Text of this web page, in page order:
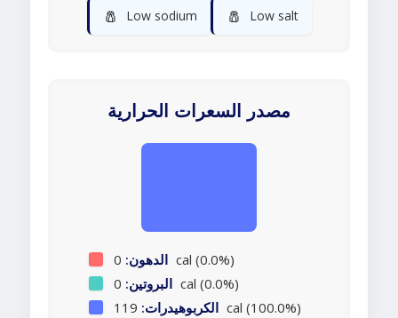
🧂 Low sodium 🧂 Low salt
مصدر السعرات الحرارية
الدهون: 0 cal (0.0%)
البروتين: 0 cal (0.0%)
الكربوهيدرات: 119 cal (100.0%)